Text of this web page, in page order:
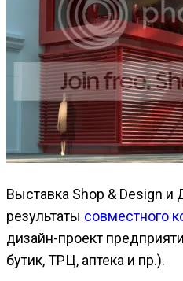
Выставка Shop & Design
результаты совместного
дизайн-проект
бутик, ТРЦ, аптека и пр.).